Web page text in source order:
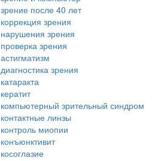
зрение после 40 лет
коррекция зрения
нарушения зрения
проверка зрения
астигматизм
диагностика зрения
катаракта
кератит
компьютерный зрительный синдром
контактные линзы
контроль миопии
конъюнктивит
косоглазие